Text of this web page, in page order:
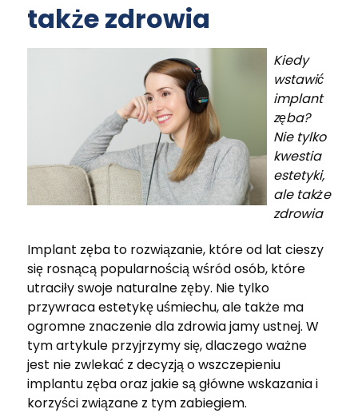
także zdrowia
Kiedy
wstawić
implant
zęba?
Nie tylko
kwestia
estetyki,
ale także
zdrowia
Implant zęba to rozwiązanie, które od lat cieszy
się rosnącą popularnością wśród osób, które
utraciły swoje naturalne zęby. Nie tylko
przywraca estetykę uśmiechu, ale także ma
ogromne znaczenie dla zdrowia jamy ustnej. W
tym artykule przyjrzymy się, dlaczego ważne
jest nie zwlekać z decyzją o wszczepieniu
implantu zęba oraz jakie są główne wskazania i
korzyści związane z tym zabiegiem.